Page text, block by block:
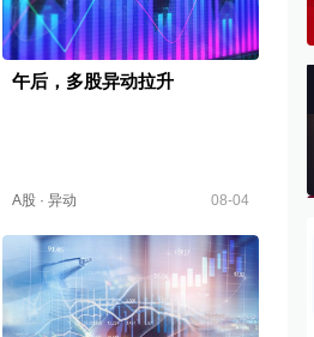
午后，多股异动拉升
A股· 异动 08-04